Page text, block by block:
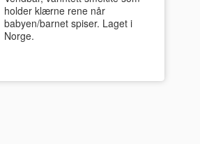
holder klærne rene når
babyen/barnet spiser. Laget i
Norge.